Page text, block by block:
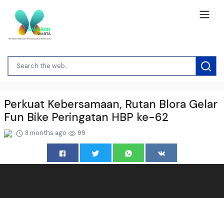
Perkuat Kebersamaan, Rutan Blora Gelar
Fun Bike Peringatan HBP ke-62
3 months ago 99